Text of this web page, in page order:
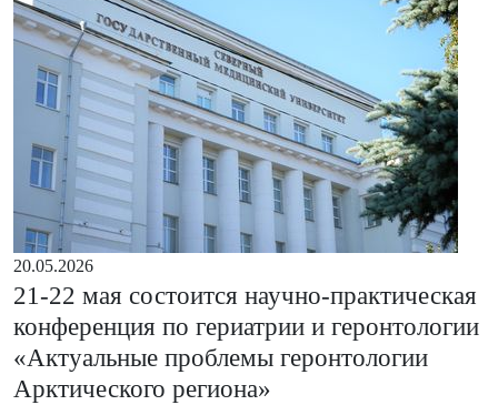
20.05.2026
21-22 мая состоится научно-практическая
конференция по гериатрии и геронтологии
«Актуальные проблемы геронтологии
Арктического региона»